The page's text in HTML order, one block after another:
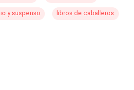
y suspenso libros de caballeros